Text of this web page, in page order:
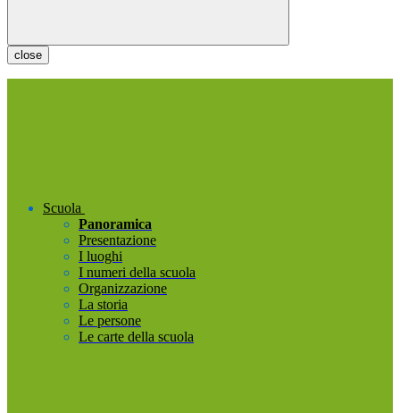
close
Scuola
Panoramica
Presentazione
I luoghi
I numeri della scuola
Organizzazione
La storia
Le persone
Le carte della scuola